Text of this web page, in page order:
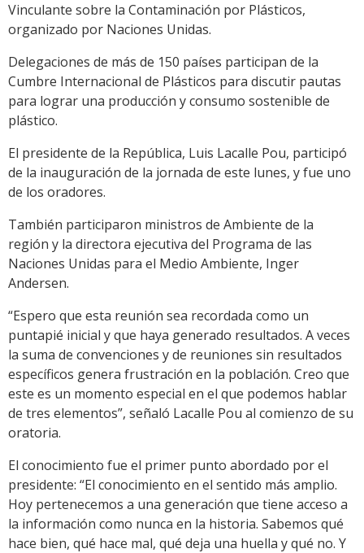
Vinculante sobre la Contaminación por Plásticos,
organizado por Naciones Unidas.
Delegaciones de más de 150 países participan de la
Cumbre Internacional de Plásticos para discutir pautas
para lograr una producción y consumo sostenible de
plástico.
El presidente de la República, Luis Lacalle Pou, participó
de la inauguración de la jornada de este lunes, y fue uno
de los oradores.
También participaron ministros de Ambiente de la
región y la directora ejecutiva del Programa de las
Naciones Unidas para el Medio Ambiente, Inger
Andersen.
“Espero que esta reunión sea recordada como un
puntapié inicial y que haya generado resultados. A veces
la suma de convenciones y de reuniones sin resultados
específicos genera frustración en la población. Creo que
este es un momento especial en el que podemos hablar
de tres elementos”, señaló Lacalle Pou al comienzo de su
oratoria.
El conocimiento fue el primer punto abordado por el
presidente: “El conocimiento en el sentido más amplio.
Hoy pertenecemos a una generación que tiene acceso a
la información como nunca en la historia. Sabemos qué
hace bien, qué hace mal, qué deja una huella y qué no. Y